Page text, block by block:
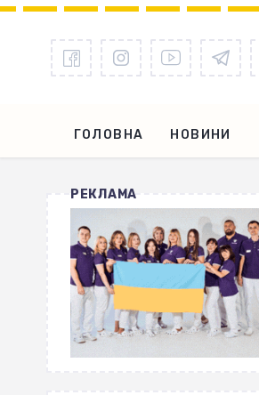
ГОЛОВНА НОВИНИ
РЕКЛАМА